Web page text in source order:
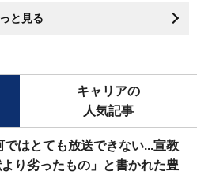
と見る
キャリアの
人気記事
ではとても放送できない...宣教
り劣ったもの」と書かれた豊